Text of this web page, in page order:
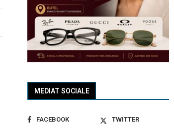
MEDIAT SOCIALE
FACEBOOK
TWITTER